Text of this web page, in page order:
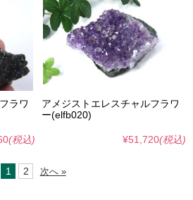
ラワ
(税込)
アメジストエレスチャルフラワ
ー(elfb020)
¥51,720(税込)
1 2 次へ »